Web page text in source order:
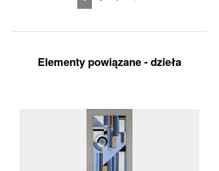
Elementy powiązane - dzieła